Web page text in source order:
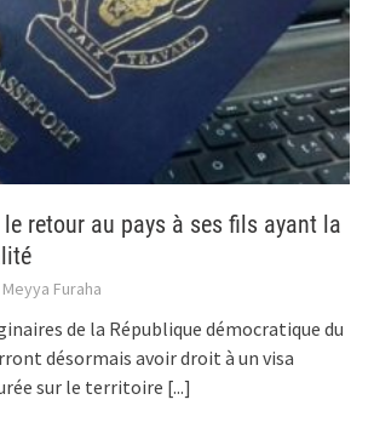
retour au pays à ses fils ayant la
Meyya Furaha
de la République démocratique du
désormais avoir droit à un visa
sur le territoire [...]